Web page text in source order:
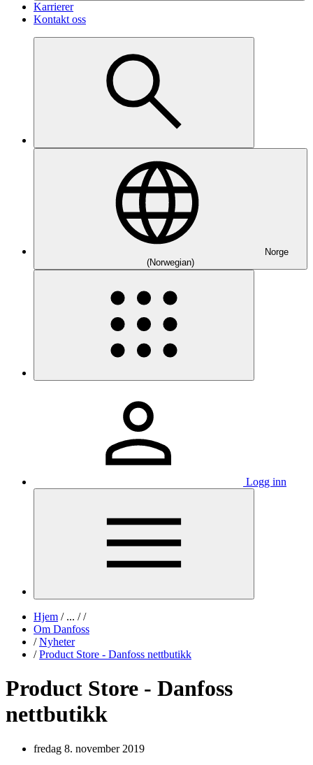
Karrierer
Kontakt oss
Norge
(Norwegian)
Logg inn
Hjem /... / /
Om Danfoss
/ Nyheter
/ Product Store - Danfoss nettbutikk
Product Store - Danfoss
nettbutikk
fredag 8. november 2019